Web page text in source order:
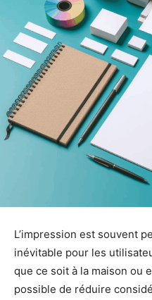
L’impression est souvent
inévitable pour les
que ce soit à la maison ou
possible de réduire